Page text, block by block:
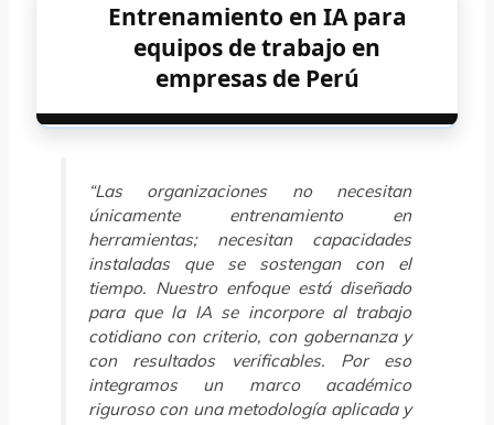
Entrenamiento en IA para
equipos de trabajo en
empresas de Perú
“Las organizaciones no necesitan
únicamente entrenamiento en
herramientas; necesitan capacidades
instaladas que se sostengan con el
tiempo. Nuestro enfoque está diseñado
para que la IA se incorpore al trabajo
cotidiano con criterio, con gobernanza y
con resultados verificables. Por eso
integramos un marco académico
riguroso con una metodología aplicada y